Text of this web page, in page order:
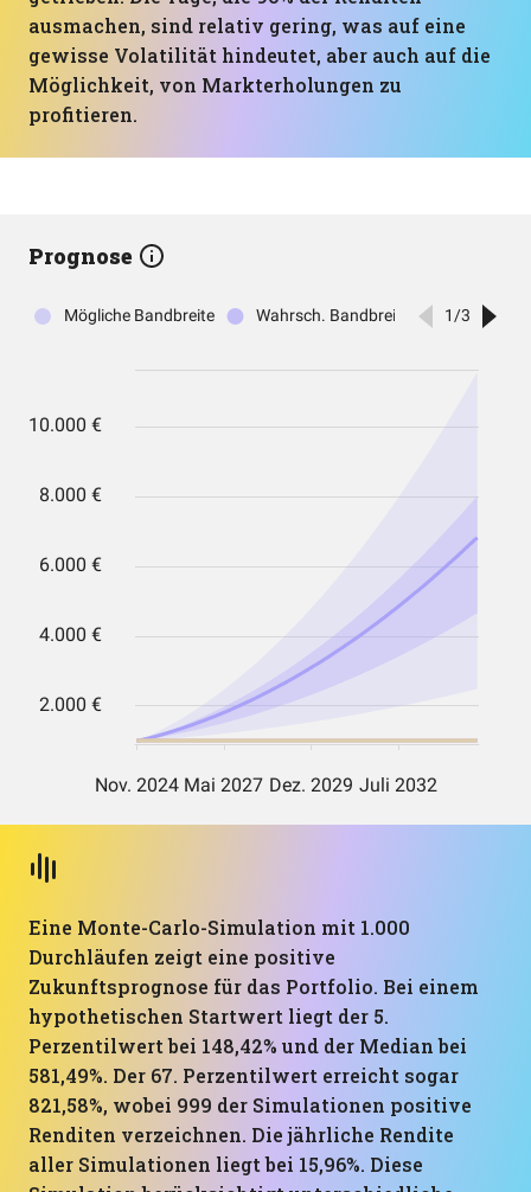
ausmachen, sind relativ gering, was auf eine
gewisse Volatilität hindeutet, aber auch auf die
Möglichkeit, von Markterholungen zu
profitieren.
Prognose
Eine Monte-Carlo-Simulation mit 1.000
Durchläufen zeigt eine positive
Zukunftsprognose für das Portfolio. Bei einem
hypothetischen Startwert liegt der 5.
Perzentilwert bei 148,42% und der Median bei
581,49%. Der 67. Perzentilwert erreicht sogar
821,58%, wobei 999 der Simulationen positive
Renditen verzeichnen. Die jährliche Rendite
aller Simulationen liegt bei 15,96%. Diese